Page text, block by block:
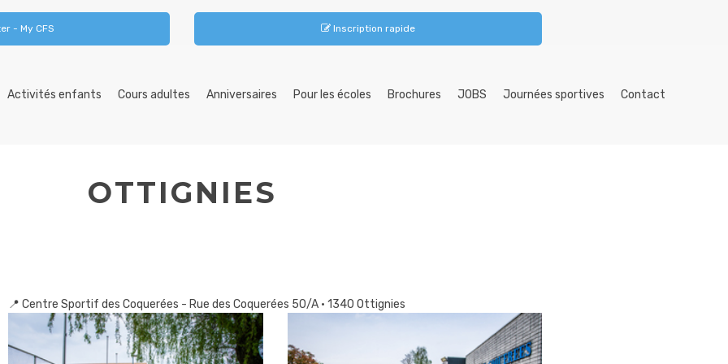
- My CFS Inscription rapide
Activités enfants Cours adultes Anniversaires Pour les écoles Brochures JOBS Journées sportives Contact
OTTIGNIES
📍 Centre Sportif des Coquerées - Rue des Coquerées 50/A • 1340 Ottignies